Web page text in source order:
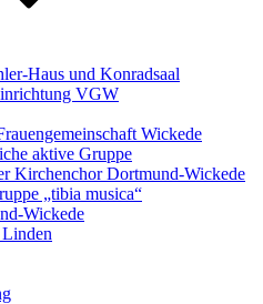
Haus und Konradsaal
VGW
Wickede
aktive Gruppe
Kirchenchor Dortmund-Wickede
„tibia musica“
Wickede